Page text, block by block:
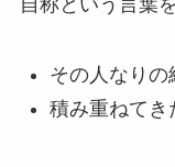
その人なりの
積み重ねてき